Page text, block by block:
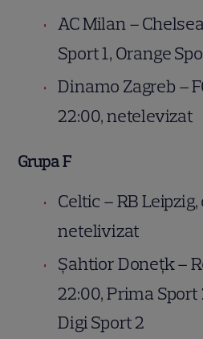
AC Milan –
Sport 1, Orange
Dinamo Zagreb –
22:00, netelevizat
Grupa F
Celtic – RB Leipzig,
netelivizat
Şahtior Doneţk –
22:00, Prima Sport
Digi Sport 2